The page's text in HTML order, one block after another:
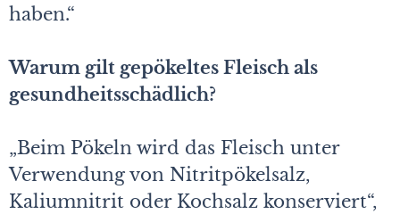
haben.“
Warum gilt gepökeltes Fleisch als
gesundheitsschädlich?
„Beim Pökeln wird das Fleisch unter
Verwendung von Nitritpökelsalz,
Kaliumnitrit oder Kochsalz konserviert“,